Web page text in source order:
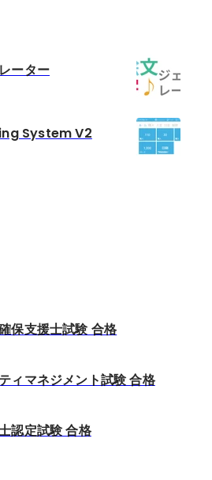
ーター
System V2
保支援士試験 合格
ィマネジメント試験 合格
認定試験 合格